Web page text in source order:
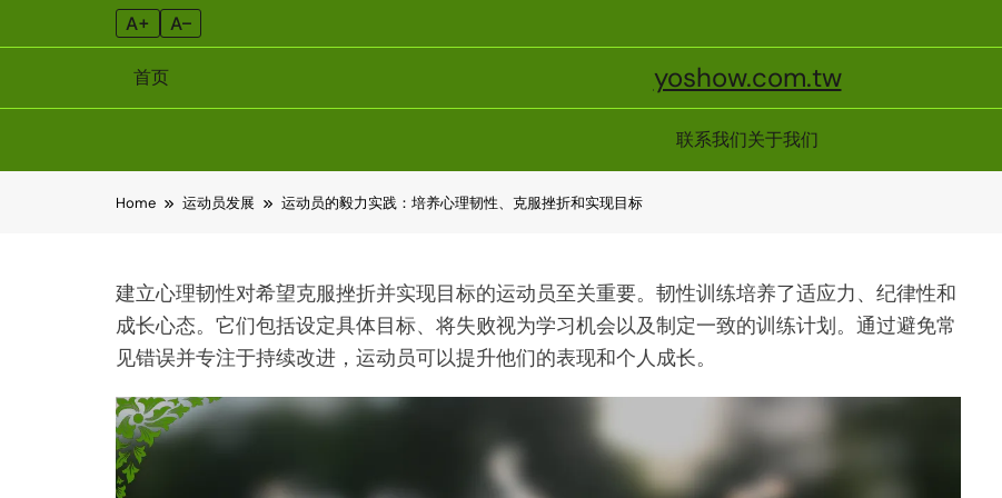
A+ A–
首页 yoshow.com.tw
联系我们关于我们
Home 运动员发展 运动员的毅力实践：培养心理韧性、克服挫折和实现目标
建立心理韧性对希望克服挫折并实现目标的运动员至关重要。韧性训练培养了适应力、纪律性和
成长心态。它们包括设定具体目标、将失败视为学习机会以及制定一致的训练计划。通过避免常
见错误并专注于持续改进，运动员可以提升他们的表现和个人成长。